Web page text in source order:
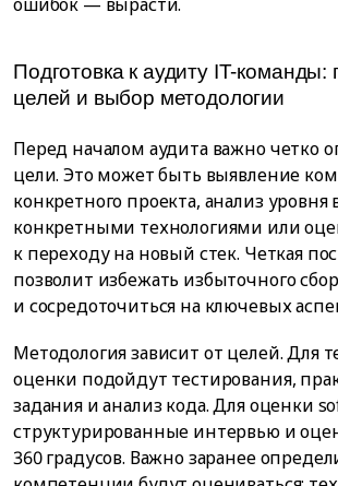
Подготовка к аудиту IT-команды:
целей и выбор методологии
Перед началом аудита важно четко
цели. Это может быть выявление
конкретного проекта, анализ уровня
конкретными технологиями или
к переходу на новый стек. Четкая
позволит избежать избыточного
и сосредоточиться на ключевых
Методология зависит от целей. Для
оценки подойдут тестирования,
задания и анализ кода. Для оценки
структурированные интервью и
360 градусов. Важно заранее